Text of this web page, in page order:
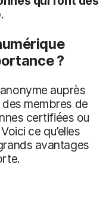
.
?
auprès
membres de
certifiées ou
ce qu’elles
avantages